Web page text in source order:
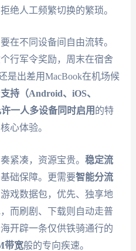
绝人工频繁切换的繁琐。
在不同设备间自由流转。
行军令奖励，周末在宿舍
是出差用MacBook在机场候
持（Android、iOS、
一人多设备同时启用 的特
心体验。
紧凑，资源宝贵。 稳定流
础保障。更需要智能分流
戏数据包，优先、独享地
而刷剧、下载则自动走普
开辟一条仅供铁骑通行的
带宽般的专向疾速。